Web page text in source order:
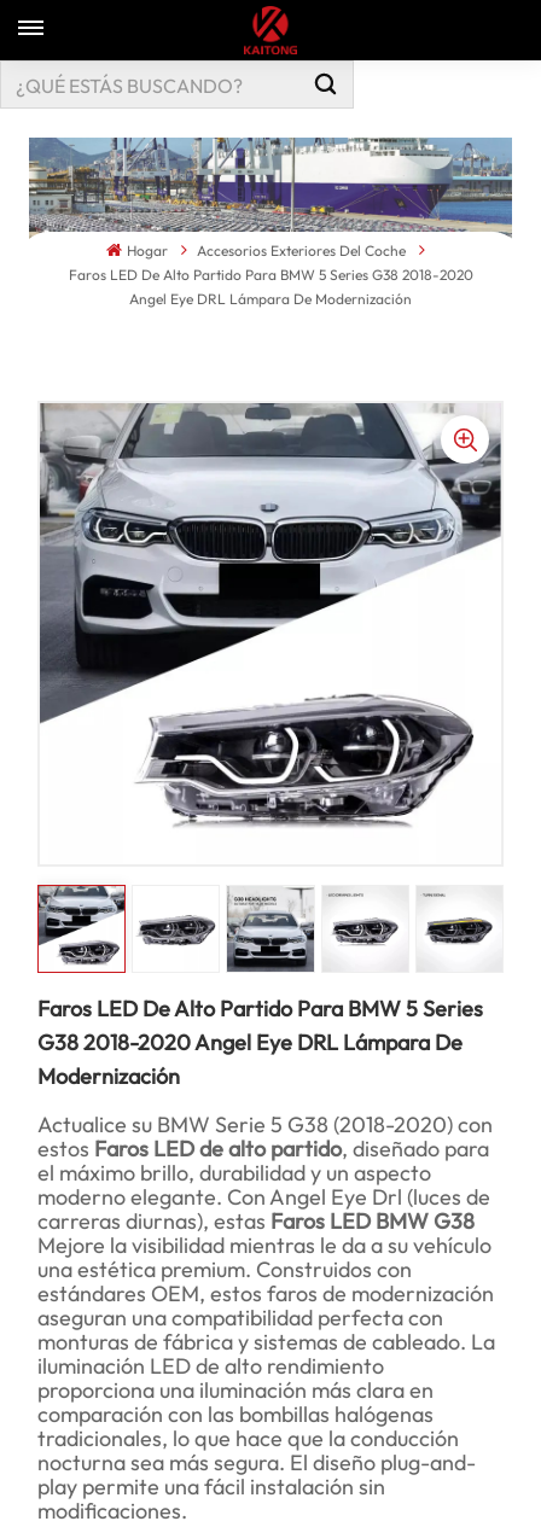
Hogar
Accesorios Exteriores Del Coche
Faros LED De Alto Partido Para BMW 5 Series G38 2018-2020
Angel Eye DRL Lámpara De Modernización
Faros LED De Alto Partido Para BMW 5 Series
G38 2018-2020 Angel Eye DRL Lámpara De
Modernización
Actualice su BMW Serie 5 G38 (2018-2020) con
estos Faros LED de alto partido, diseñado para
el máximo brillo, durabilidad y un aspecto
moderno elegante. Con Angel Eye Drl (luces de
carreras diurnas), estas Faros LED BMW G38
Mejore la visibilidad mientras le da a su vehículo
una estética premium. Construidos con
estándares OEM, estos faros de modernización
aseguran una compatibilidad perfecta con
monturas de fábrica y sistemas de cableado. La
iluminación LED de alto rendimiento
proporciona una iluminación más clara en
comparación con las bombillas halógenas
tradicionales, lo que hace que la conducción
nocturna sea más segura. El diseño plug-and-
play permite una fácil instalación sin
modificaciones.